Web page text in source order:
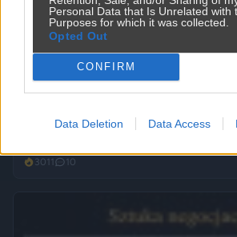
Personal Data that Is Unrelated with
Purposes for which it was collected.
Opted Out
CONFIRM
Data Deletion Data Access
3011 10